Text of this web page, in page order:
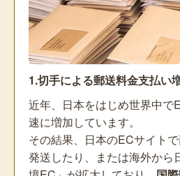
1.切手による郵送料金支払い
近年、日本をはじめ世界中で
速に増加しています。
その結果、日本のECサイト
発送したり、または海外から